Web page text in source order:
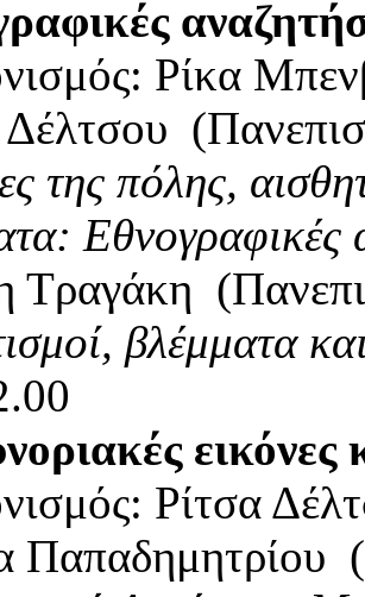
Ρίκα
Δέλτσου
της πόλης,
Εθνογραφικές
Τραγάκη
βλέμματα
εικόνες
Ρίτσα
Παπαδημητρίου